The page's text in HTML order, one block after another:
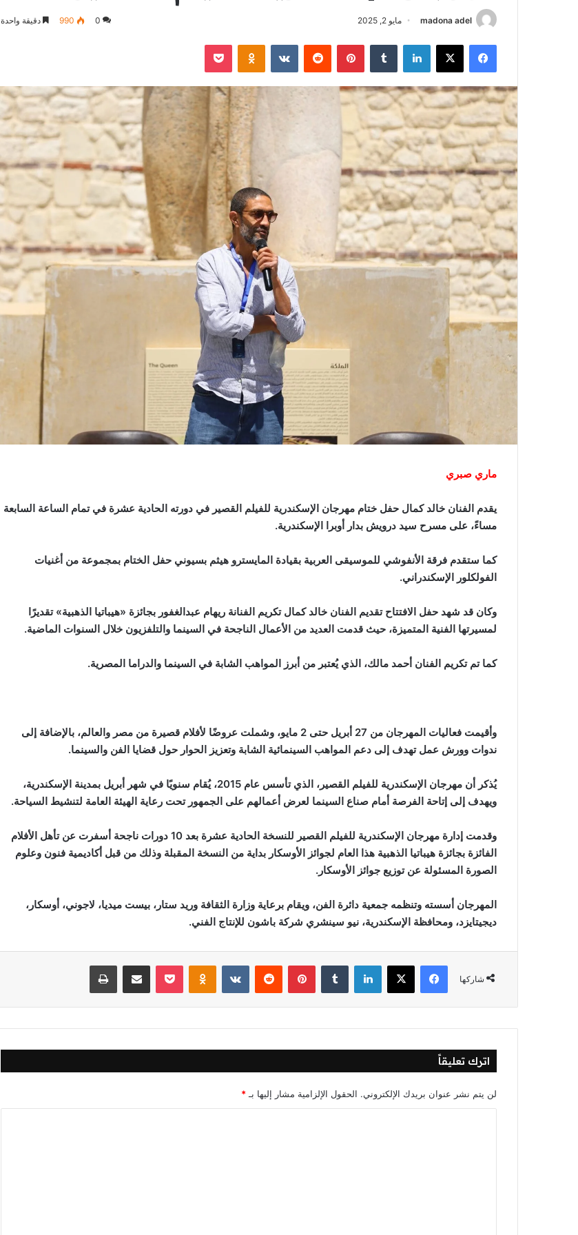
madona adel مايو 2, 2025 0
990 دقيقة واحدة
فيسبوك لينكدإن بينتيريست
ماري صبري
يقدم الفنان خالد كمال حفل ختام مهرجان الإسكندرية للفيلم القصير في دورته الحادية عشرة في تمام الساعة السابعة
مساءً، على مسرح سيد درويش بدار أوبرا الإسكندرية.
كما ستقدم فرقة الأنفوشي للموسيقى العربية بقيادة المايسترو هيثم بسيوني حفل الختام بمجموعة من أغنيات
الفولكلور الإسكندراني.
وكان قد شهد حفل الافتتاح تقديم الفنان خالد كمال تكريم الفنانة ريهام عبدالغفور بجائزة «هيباتيا الذهبية» تقديرًا
لمسيرتها الفنية المتميزة، حيث قدمت العديد من الأعمال الناجحة في السينما والتلفزيون خلال السنوات الماضية.
‏‎وأقيمت فعاليات المهرجان من 27 أبريل حتى 2 مايو، وشملت عروضًا لأفلام قصيرة من مصر والعالم، بالإضافة إلى
ندوات وورش عمل تهدف إلى دعم المواهب السينمائية الشابة وتعزيز الحوار حول قضايا الفن والسينما.
‏‎يُذكر أن مهرجان الإسكندرية للفيلم القصير، الذي تأسس عام 2015، يُقام سنويًا في شهر أبريل بمدينة الإسكندرية،
ويهدف إلى إتاحة الفرصة أمام صناع السينما لعرض أعمالهم على الجمهور تحت رعاية الهيئة العامة لتنشيط السياحة.
‏‎وقدمت إدارة مهرجان الإسكندرية للفيلم القصير للنسخة الحادية عشرة بعد 10 دورات ناجحة أسفرت عن تأهل الأفلام
الفائزة بجائزة هيباتيا الذهبية هذا العام لجوائز الأوسكار بداية من النسخة المقبلة وذلك من قبل أكاديمية فنون وعلوم
الصورة المسئولة عن توزيع جوائز الأوسكار.
‏‎المهرجان أسسته وتنظمه جمعية دائرة الفن، ويقام برعاية وزارة الثقافة وريد ستار، بيست ميديا، لاجوني، أوسكار،
ديجيتايزد، ومحافظة الإسكندرية، نيو سينشري شركة باشون للإنتاج الفني.
شاركها
فيسبوك لينكدإن بينتيريست
اترك تعليقاً
لن يتم نشر عنوان بريدك الإلكتروني. الحقول الإلزامية مشار إليها بـ *